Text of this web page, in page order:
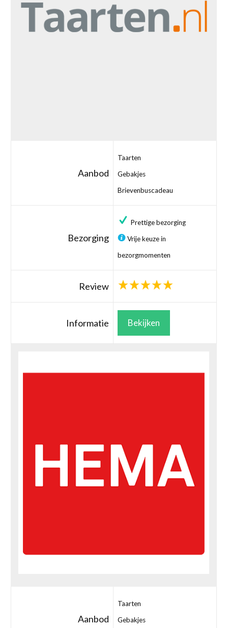
Aanbod
Taarten
Gebakjes
Brievenbuscadeau
Bezorging
Prettige bezorging
Vrije keuze in
bezorgmomenten
Review
Informatie Bekijken
Aanbod
Taarten
Gebakjes